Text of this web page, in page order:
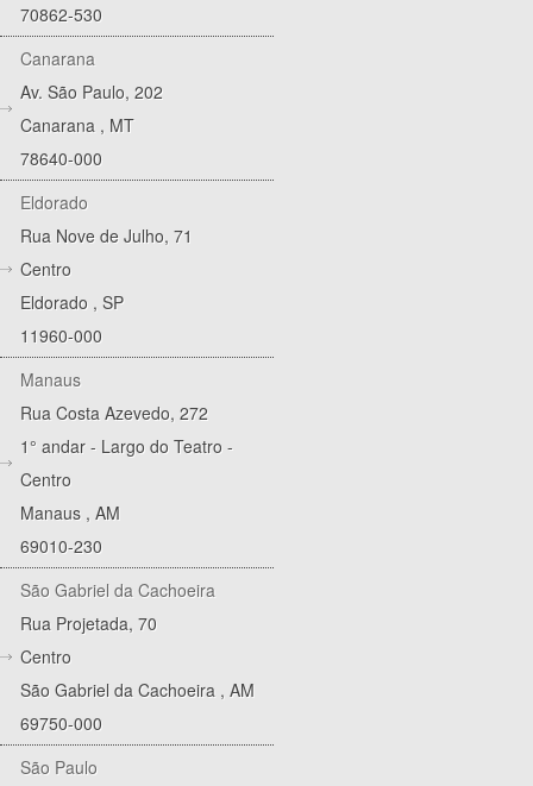
70862-530
Canarana
Av. São Paulo, 202
Canarana , MT
78640-000
Eldorado
Rua Nove de Julho, 71
Centro
Eldorado , SP
11960-000
Manaus
Rua Costa Azevedo, 272
1° andar - Largo do Teatro -
Centro
Manaus , AM
69010-230
São Gabriel da Cachoeira
Rua Projetada, 70
Centro
São Gabriel da Cachoeira , AM
69750-000
São Paulo